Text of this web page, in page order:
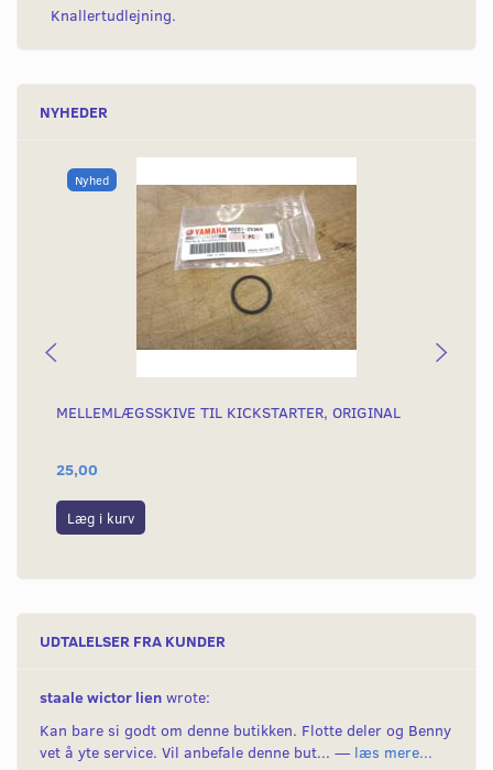
Knallertudlejning.
NYHEDER
Nyhed
MELLEMLÆGSSKIVE TIL KICKSTARTER, ORIGINAL
25,00
Læg i kurv
UDTALELSER FRA KUNDER
staale wictor lien wrote:
Kan bare si godt om denne butikken. Flotte deler og Benny
vet å yte service. Vil anbefale denne but... — læs mere...